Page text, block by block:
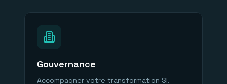
Gouvernance
Accompagner votre transformation SI.